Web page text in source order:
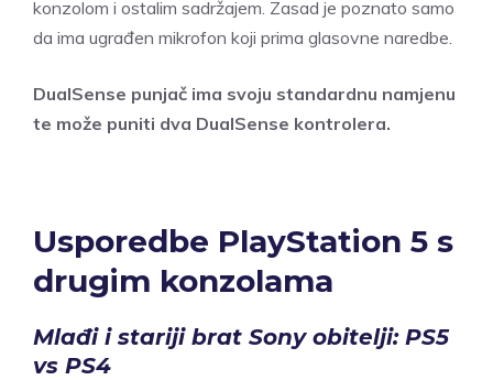
konzolom i ostalim sadržajem. Zasad je poznato samo
da ima ugrađen mikrofon koji prima glasovne naredbe.
DualSense punjač ima svoju standardnu namjenu
te može puniti dva DualSense kontrolera.
Usporedbe PlayStation 5 s
drugim konzolama
Mlađi i stariji brat Sony obitelji: PS5
vs PS4